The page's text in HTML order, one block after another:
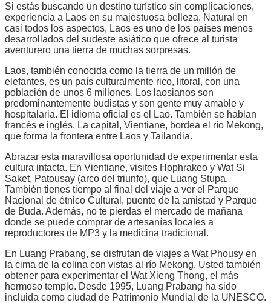
Si estás buscando un destino turístico sin complicaciones,
experiencia a Laos en su majestuosa belleza. Natural en
casi todos los aspectos, Laos es uno de los países menos
desarrollados del sudeste asiático que ofrece al turista
aventurero una tierra de muchas sorpresas.
Laos, también conocida como la tierra de un millón de
elefantes, es un país culturalmente rico, litoral, con una
población de unos 6 millones. Los laosianos son
predominantemente budistas y son gente muy amable y
hospitalaria. El idioma oficial es el Lao. También se hablan
francés e inglés. La capital, Vientiane, bordea el río Mekong,
que forma la frontera entre Laos y Tailandia.
Abrazar esta maravillosa oportunidad de experimentar esta
cultura intacta. En Vientiane, visites Hophrakeo y Wat Si
Saket, Patousay (arco del triunfo), que Luang Stupa.
También tienes tiempo al final del viaje a ver el Parque
Nacional de étnico Cultural, puente de la amistad y Parque
de Buda. Además, no te pierdas el mercado de mañana
donde se puede comprar de artesanías locales a
reproductores de MP3 y la medicina tradicional.
En Luang Prabang, se disfrutan de viajes a Wat Phousy en
la cima de la colina con vistas al río Mekong. Usted también
obtener para experimentar el Wat Xieng Thong, el más
hermoso templo. Desde 1995, Luang Prabang ha sido
incluida como ciudad de Patrimonio Mundial de la UNESCO.